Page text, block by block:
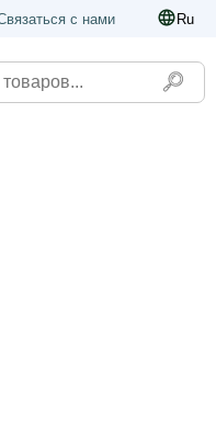
с нами Ru